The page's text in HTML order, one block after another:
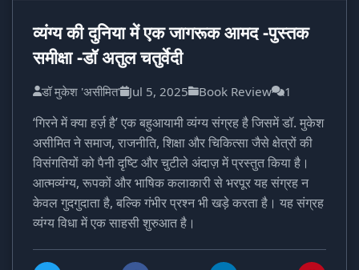
व्यंग्य की दुनिया में एक जागरूक आमद -पुस्तक
समीक्षा -डॉ अतुल चतुर्वेदी
डॉ मुकेश 'असीमित' Jul 5, 2025 Book Review 1
‘गिरने में क्या हर्ज़ है’ एक बहुआयामी व्यंग्य संग्रह है जिसमें डॉ. मुकेश
असीमित ने समाज, राजनीति, शिक्षा और चिकित्सा जैसे क्षेत्रों की
विसंगतियों को पैनी दृष्टि और चुटीले अंदाज़ में प्रस्तुत किया है।
आत्मव्यंग्य, रूपकों और भाषिक कलाकारी से भरपूर यह संग्रह न
केवल गुदगुदाता है, बल्कि गंभीर प्रश्न भी खड़े करता है। यह संग्रह
व्यंग्य विधा में एक साहसी शुरुआत है।